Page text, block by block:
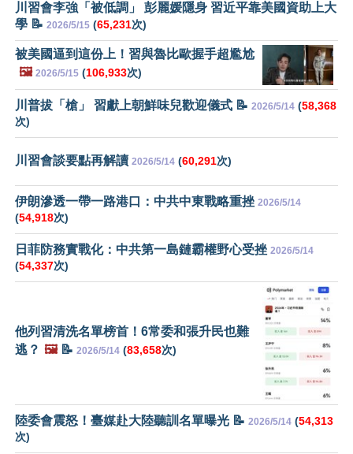
川習會李強「被低調」 彭麗媛隱身 習近平靠美國資助上大
學 📝 2026/5/15 (65,231次)
被美國逼到這份上！習與魯比歐握手超尷尬
🖼️ 2026/5/15 (106,933次)
川普拔「槍」 習獻上朝鮮味兒歡迎儀式 📝 2026/5/14 (58,368
次)
川習會談要點再解讀 2026/5/14 (60,291次)
伊朗滲透一帶一路港口：中共中東戰略重挫 2026/5/14
(54,918次)
日菲防務實戰化：中共第一島鏈霸權野心受挫 2026/5/14
(54,337次)
他列習清洗名單榜首！6常委和張升民也難
逃？ 🖼️📝 2026/5/14 (83,658次)
陸委會震怒！臺媒赴大陸聽訓名單曝光 📝 2026/5/14 (54,313
次)